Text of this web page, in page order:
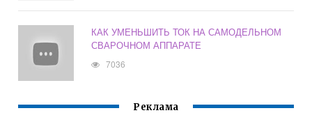
КАК УМЕНЬШИТЬ ТОК НА САМОДЕЛЬНОМ
СВАРОЧНОМ АППАРАТЕ
7036
Реклама